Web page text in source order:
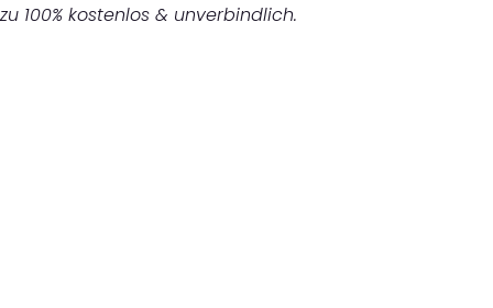
100% kostenlos & unverbindlich.